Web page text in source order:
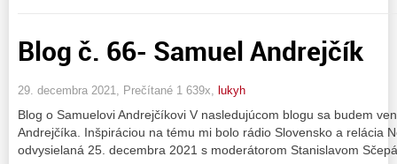
Blog č. 66- Samuel Andrejčík
29. decembra 2021, Prečítané 1 639x, lukyh
Blog o Samuelovi Andrejčíkovi V nasledujúcom blogu sa budem
Andrejčíka. Inšpiráciou na tému mi bolo rádio Slovensko a relácia
odvysielaná 25. decembra 2021 s moderátorom Stanislavom